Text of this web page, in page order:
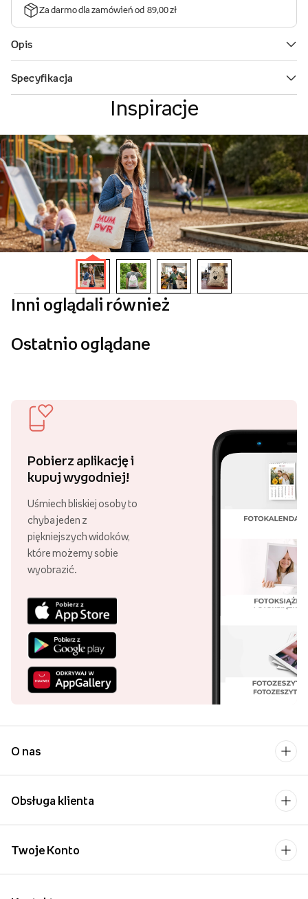
Inspiracje
Inni oglądali również
Ostatnio oglądane
Pobierz aplikację i
kupuj wygodniej!
Uśmiech bliskiej osoby to
chyba jeden z
piękniejszych widoków,
które możemy sobie
wyobrazić.
O nas
Obsługa klienta
Twoje Konto